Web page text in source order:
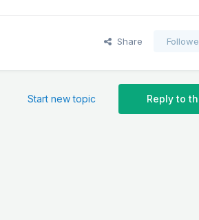
Share
Reply to
Start new topic